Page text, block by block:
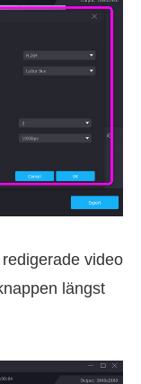
video
längst